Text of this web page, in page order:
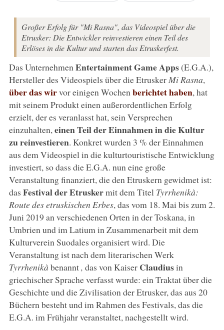
Großer Erfolg für "Mi Rasna", das Videospiel über die
Etrusker: Die Entwickler reinvestieren einen Teil des
Erlöses in die Kultur und starten das Etruskerfest.
Das Unternehmen Entertainment Game Apps(E.G.A.),
Hersteller des Videospiels über die Etrusker Mi Rasna,
über das wirvor einigen Wochen berichtet haben, hat
mit seinem Produkt einen außerordentlichen Erfolg
erzielt, der es veranlasst hat, sein Versprechen
einzuhalten, einen Teil der Einnahmen in die Kultur
zu reinvestieren. Konkret wurden 3 % der Einnahmen
aus dem Videospiel in die kulturtouristische Entwicklung
investiert, so dass die E.G.A. nun eine große
Veranstaltung finanziert, die den Etruskern gewidmet ist:
das Festival der Etruskermit dem Titel Tyrrhenikà:
Route des etruskischen Erbes, das vom 18. Mai bis zum 2.
Juni 2019 an verschiedenen Orten in der Toskana, in
Umbrien und im Latium in Zusammenarbeit mit dem
Kulturverein Suodales organisiert wird. Die
Veranstaltung ist nach dem literarischen Werk
Tyrrhenikà benannt, das von Kaiser Claudiusin
griechischer Sprache verfasst wurde: ein Traktat über die
Geschichte und die Zivilisation der Etrusker, das aus 20
Büchern besteht und im Rahmen des Festivals, das die
E.G.A. im Frühjahr veranstaltet, nachgestellt wird.